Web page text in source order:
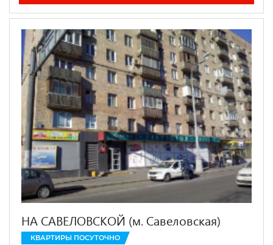
НА САВЕЛОВСКОЙ (м. Савеловская)
КВАРТИРЫ ПОСУТОЧНО